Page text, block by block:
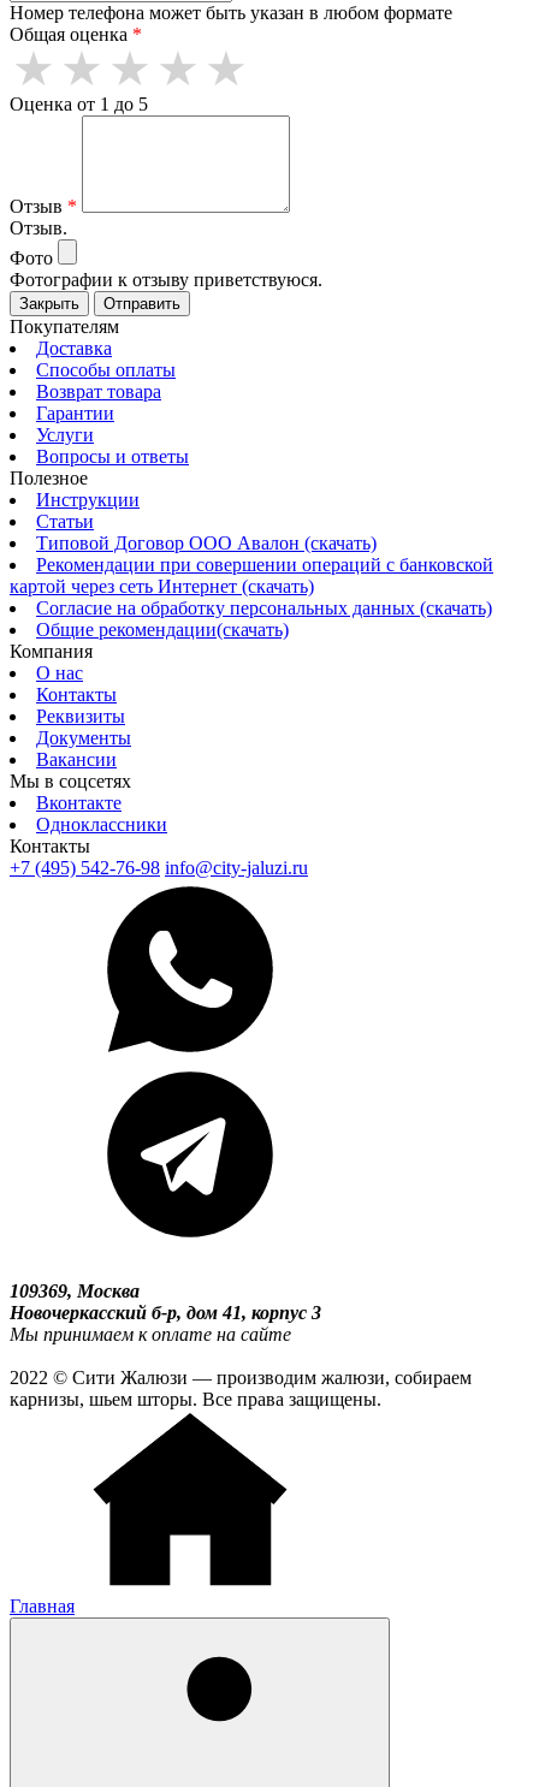
Номер телефона может быть указан в любом формате
Общая оценка *
Оценка от 1 до 5
Отзыв *
Отзыв.
Фото
Фотографии к отзыву приветствуюся.
Закрыть Отправить
Покупателям
Доставка
Способы оплаты
Возврат товара
Гарантии
Услуги
Вопросы и ответы
Полезное
Инструкции
Статьи
Типовой Договор ООО Авалон (скачать)
Рекомендации при совершении операций с банковской
картой через сеть Интернет (скачать)
Согласие на обработку персональных данных (скачать)
Общие рекомендации(скачать)
Компания
О нас
Контакты
Реквизиты
Документы
Вакансии
Мы в соцсетях
Вконтакте
Одноклассники
Контакты
+7 (495) 542-76-98 info@city-jaluzi.ru
109369, Москва
Новочеркасский б-р, дом 41, корпус 3
Мы принимаем к оплате на сайте
2022 © Сити Жалюзи — производим жалюзи, собираем
карнизы, шьем шторы. Все права защищены.
Главная